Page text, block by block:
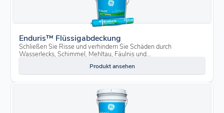
Enduris™ Flüssigabdeckung
Schließen Sie Risse und verhindern Sie Schäden durch
Wasserlecks, Schimmel, Mehltau, Fäulnis und...
Produkt ansehen